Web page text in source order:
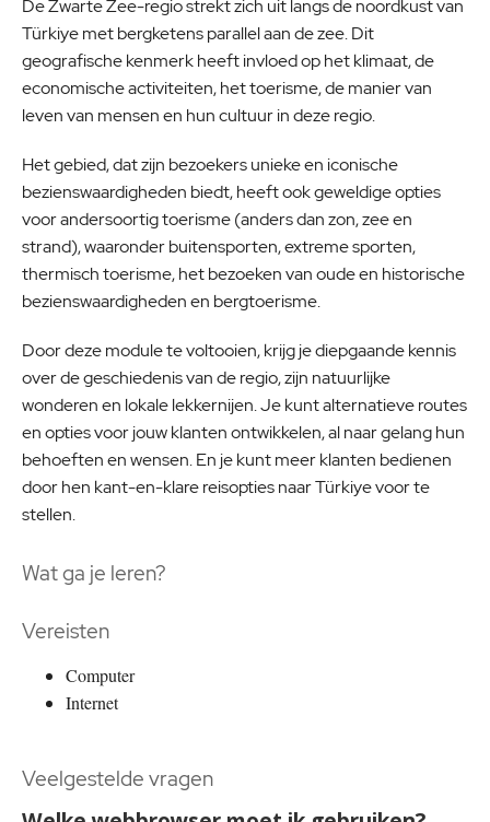
De Zwarte Zee-regio strekt zich uit langs de noordkust van
Türkiye met bergketens parallel aan de zee. Dit
geografische kenmerk heeft invloed op het klimaat, de
economische activiteiten, het toerisme, de manier van
leven van mensen en hun cultuur in deze regio.
Het gebied, dat zijn bezoekers unieke en iconische
bezienswaardigheden biedt, heeft ook geweldige opties
voor andersoortig toerisme (anders dan zon, zee en
strand), waaronder buitensporten, extreme sporten,
thermisch toerisme, het bezoeken van oude en historische
bezienswaardigheden en bergtoerisme.
Door deze module te voltooien, krijg je diepgaande kennis
over de geschiedenis van de regio, zijn natuurlijke
wonderen en lokale lekkernijen. Je kunt alternatieve routes
en opties voor jouw klanten ontwikkelen, al naar gelang hun
behoeften en wensen. En je kunt meer klanten bedienen
door hen kant-en-klare reisopties naar Türkiye voor te
stellen.
Wat ga je leren?
Vereisten
Computer
Internet
Veelgestelde vragen